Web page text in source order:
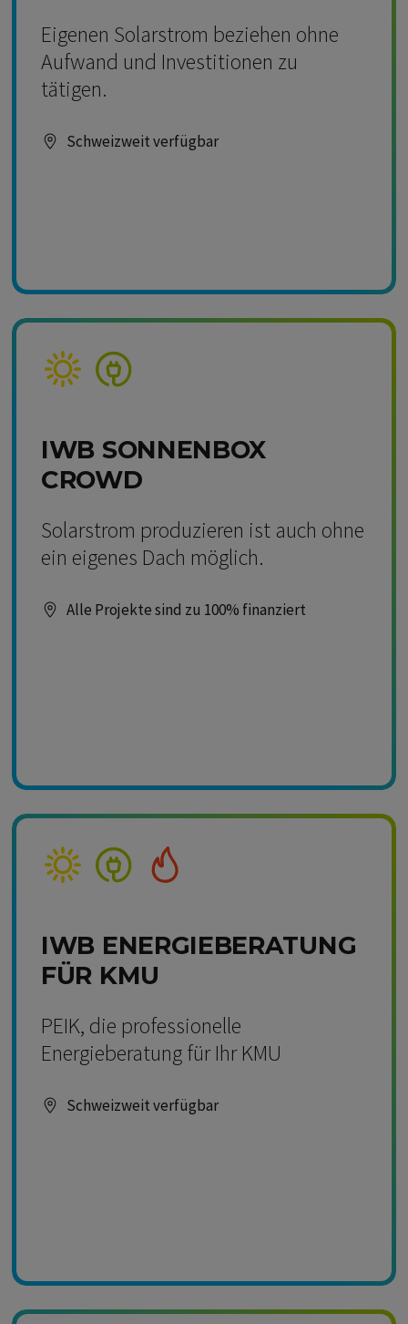
Eigenen Solarstrom beziehen ohne
Aufwand und Investitionen zu
tätigen.
Schweizweit verfügbar
Kompetenz Solar
Kompetenz Strom
IWB SONNENBOX
CROWD
Solarstrom produzieren ist auch ohne
ein eigenes Dach möglich.
Alle Projekte sind zu 100% finanziert
Kompetenz Solar
Kompetenz Strom
Kompetenz Wärme
IWB ENERGIEBERATUNG
FÜR KMU
PEIK, die professionelle
Energieberatung für Ihr KMU
Schweizweit verfügbar